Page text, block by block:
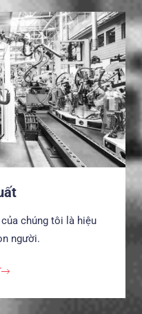
chúng tôi là hiệu
người.